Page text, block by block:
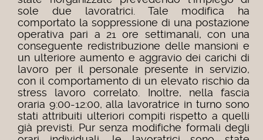
sole due lavoratrici. Tale modifica ha
comportato la soppressione di una postazione
operativa pari a 21 ore settimanali, con una
conseguente redistribuzione delle mansioni e
un ulteriore aumento e aggravio dei carichi di
lavoro per il personale presente in servizio,
con il comportamento di un elevato rischio da
stress lavoro correlato. Inoltre, nella fascia
oraria 9:00-12:00, alla lavoratrice in turno sono
stati attribuiti ulteriori compiti rispetto a quelli
già previsti. Pur senza modifiche formali degli